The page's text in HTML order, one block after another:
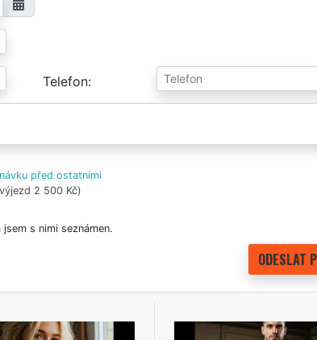
Telefon
před ostatními
2 500 Kč)
s nimi seznámen.